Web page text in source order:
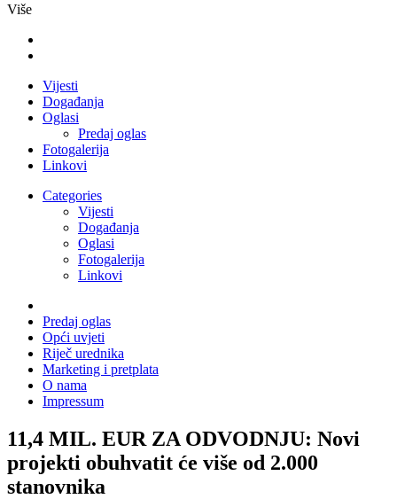
Više
Vijesti
Događanja
Oglasi
Predaj oglas
Fotogalerija
Linkovi
Categories
Vijesti
Događanja
Oglasi
Fotogalerija
Linkovi
Predaj oglas
Opći uvjeti
Riječ urednika
Marketing i pretplata
O nama
Impressum
11,4 MIL. EUR ZA ODVODNJU: Novi
projekti obuhvatit će više od 2.000
stanovnika